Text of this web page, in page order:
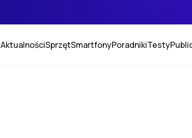
AktualnościSprzętSmartfonyPoradnikiTesty